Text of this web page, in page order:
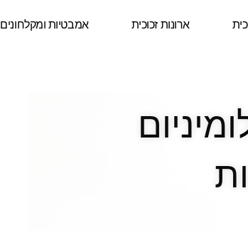
ארונות זכוכית אמבטיות ומקלחונים